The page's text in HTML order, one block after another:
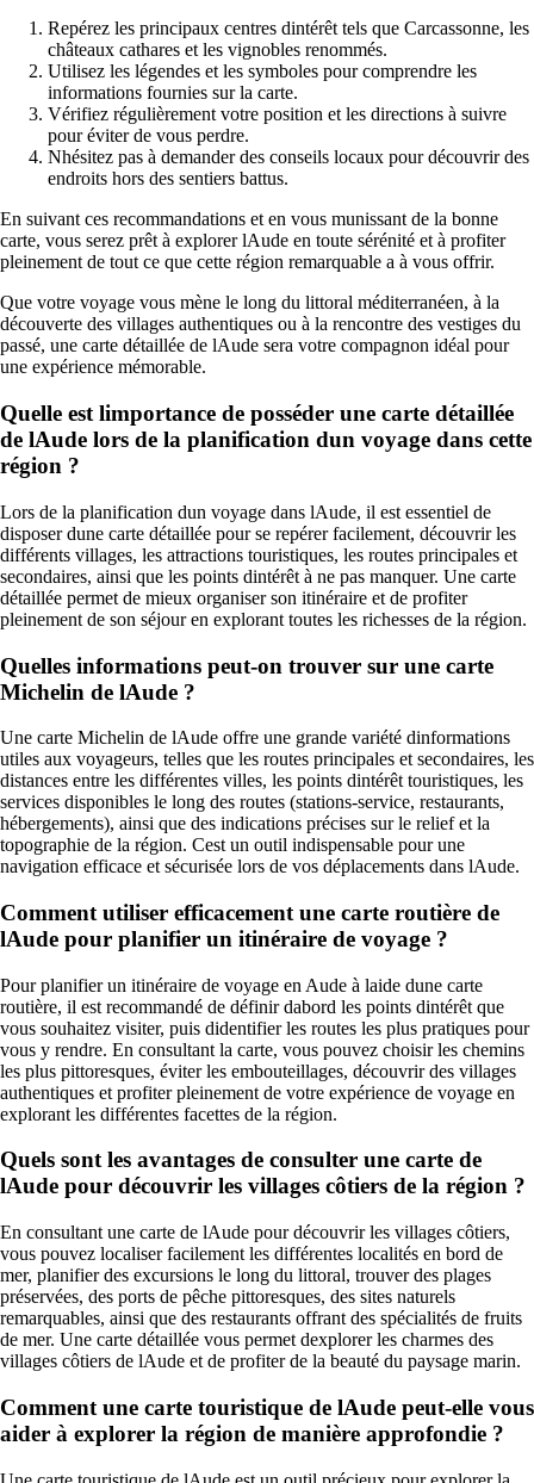
Repérez les principaux centres dintérêt tels que Carcassonne, les
châteaux cathares et les vignobles renommés.
Utilisez les légendes et les symboles pour comprendre les
informations fournies sur la carte.
Vérifiez régulièrement votre position et les directions à suivre
pour éviter de vous perdre.
Nhésitez pas à demander des conseils locaux pour découvrir des
endroits hors des sentiers battus.
En suivant ces recommandations et en vous munissant de la bonne
carte, vous serez prêt à explorer lAude en toute sérénité et à profiter
pleinement de tout ce que cette région remarquable a à vous offrir.
Que votre voyage vous mène le long du littoral méditerranéen, à la
découverte des villages authentiques ou à la rencontre des vestiges du
passé, une carte détaillée de lAude sera votre compagnon idéal pour
une expérience mémorable.
Quelle est limportance de posséder une carte détaillée
de lAude lors de la planification dun voyage dans cette
région ?
Lors de la planification dun voyage dans lAude, il est essentiel de
disposer dune carte détaillée pour se repérer facilement, découvrir les
différents villages, les attractions touristiques, les routes principales et
secondaires, ainsi que les points dintérêt à ne pas manquer. Une carte
détaillée permet de mieux organiser son itinéraire et de profiter
pleinement de son séjour en explorant toutes les richesses de la région.
Quelles informations peut-on trouver sur une carte
Michelin de lAude ?
Une carte Michelin de lAude offre une grande variété dinformations
utiles aux voyageurs, telles que les routes principales et secondaires, les
distances entre les différentes villes, les points dintérêt touristiques, les
services disponibles le long des routes (stations-service, restaurants,
hébergements), ainsi que des indications précises sur le relief et la
topographie de la région. Cest un outil indispensable pour une
navigation efficace et sécurisée lors de vos déplacements dans lAude.
Comment utiliser efficacement une carte routière de
lAude pour planifier un itinéraire de voyage ?
Pour planifier un itinéraire de voyage en Aude à laide dune carte
routière, il est recommandé de définir dabord les points dintérêt que
vous souhaitez visiter, puis didentifier les routes les plus pratiques pour
vous y rendre. En consultant la carte, vous pouvez choisir les chemins
les plus pittoresques, éviter les embouteillages, découvrir des villages
authentiques et profiter pleinement de votre expérience de voyage en
explorant les différentes facettes de la région.
Quels sont les avantages de consulter une carte de
lAude pour découvrir les villages côtiers de la région ?
En consultant une carte de lAude pour découvrir les villages côtiers,
vous pouvez localiser facilement les différentes localités en bord de
mer, planifier des excursions le long du littoral, trouver des plages
préservées, des ports de pêche pittoresques, des sites naturels
remarquables, ainsi que des restaurants offrant des spécialités de fruits
de mer. Une carte détaillée vous permet dexplorer les charmes des
villages côtiers de lAude et de profiter de la beauté du paysage marin.
Comment une carte touristique de lAude peut-elle vous
aider à explorer la région de manière approfondie ?